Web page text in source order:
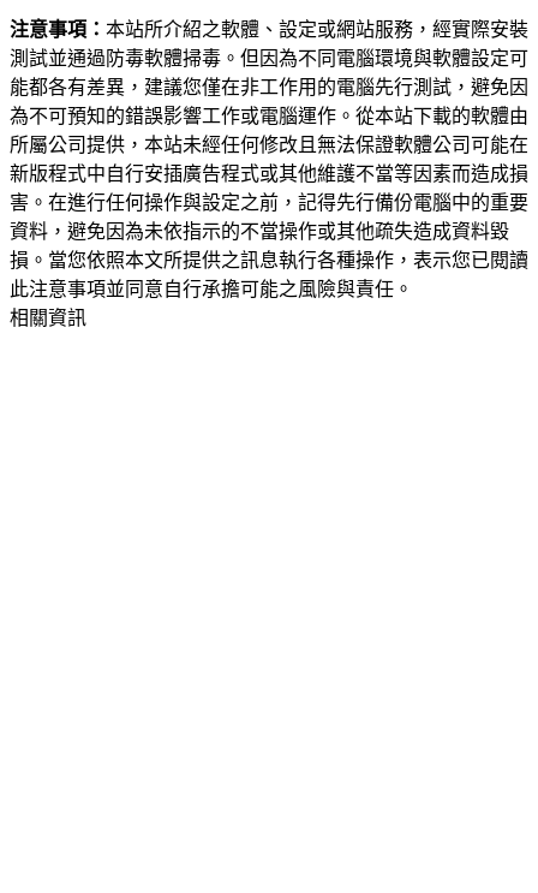
注意事項： 本站所介紹之軟體、設定或網站服務，經實際安裝
測試並通過防毒軟體掃毒。但因為不同電腦環境與軟體設定可
能都各有差異，建議您僅在非工作用的電腦先行測試，避免因
為不可預知的錯誤影響工作或電腦運作。從本站下載的軟體由
所屬公司提供，本站未經任何修改且無法保證軟體公司可能在
新版程式中自行安插廣告程式或其他維護不當等因素而造成損
害。在進行任何操作與設定之前，記得先行備份電腦中的重要
資料，避免因為未依指示的不當操作或其他疏失造成資料毀
損。當您依照本文所提供之訊息執行各種操作，表示您已閱讀
此注意事項並同意自行承擔可能之風險與責任。
相關資訊